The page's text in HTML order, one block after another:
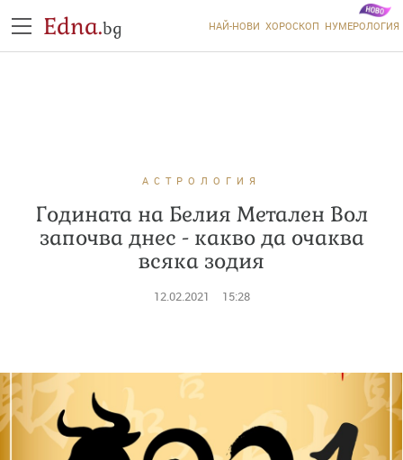
Edna.bg НАЙ-НОВИ ХОРОСКОП НУМЕРОЛОГИЯ
АСТРОЛОГИЯ
Годината на Белия Метален Вол
започва днес - какво да очаква
всяка зодия
12.02.2021 15:28